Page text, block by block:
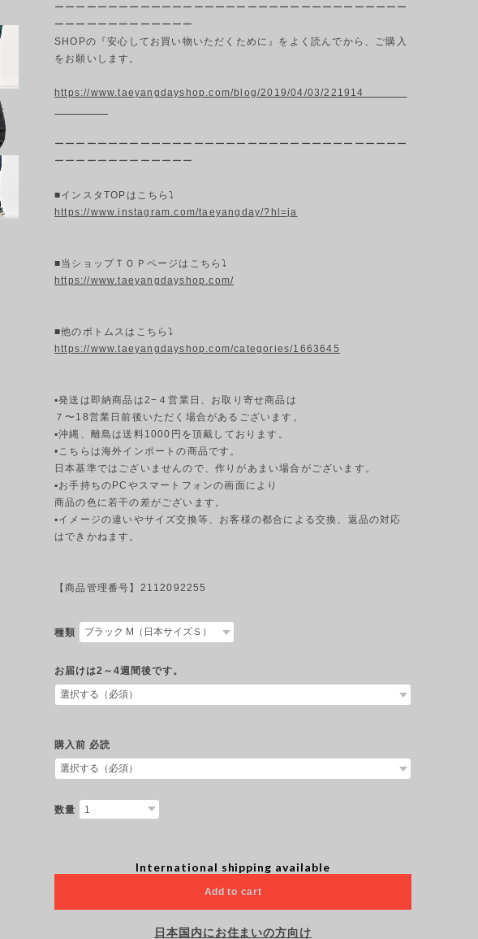
ーーーーーーーーーーーーーーーーーーーーーーーーーーーーーーーーー
ーーーーーーーーーーーーー
SHOPの『安心してお買い物いただくために』をよく読んでから、ご購入
をお願いします。
https://www.taeyangdayshop.com/blog/2019/04/03/221914
ーーーーーーーーーーーーーーーーーーーーーーーーーーーーーーーーー
ーーーーーーーーーーーーー
■インスタTOPはこちら⤵
https://www.instagram.com/taeyangday/?hl=ja
■当ショップＴＯＰページはこちら⤵
https://www.taeyangdayshop.com/
■他のボトムスはこちら⤵
https://www.taeyangdayshop.com/categories/1663645
▪発送は即納商品は2−４営業日、お取り寄せ商品は
７〜18営業日前後いただく場合があるございます。
▪︎沖縄、離島は送料1000円を頂戴しております。
•こちらは海外インポートの商品です。
日本基準ではございませんので、作りがあまい場合がございます。
▪︎お手持ちのPCやスマートフォンの画面により
商品の色に若干の差がございます。
▪︎イメージの違いやサイズ交換等、お客様の都合による交換、返品の対応
はできかねます。
【商品管理番号】2112092255
種類
お届けは2～4週間後です。
購入前 必読
数量
International shipping available
Add to cart
日本国内にお住まいの方向け